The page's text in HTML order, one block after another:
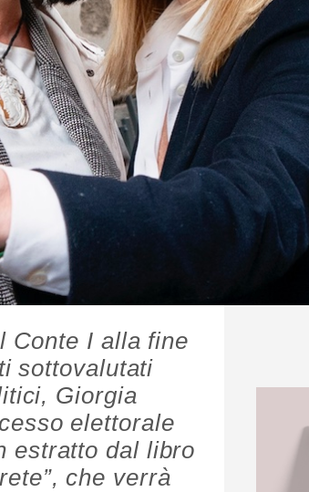
Conte I alla fine
sottovalutati
Giorgia
elettorale
estratto dal libro
che verrà